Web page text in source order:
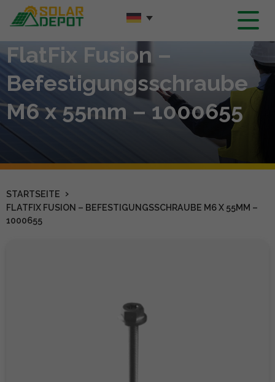
Hauptinhalt
FlatFix Fusion –
Befestigungsschraube
M6 x 55mm – 1000655
STARTSEITE ›
FLATFIX FUSION – BEFESTIGUNGSSCHRAUBE M6 X 55MM –
1000655